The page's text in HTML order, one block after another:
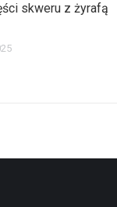
skweru z żyrafą